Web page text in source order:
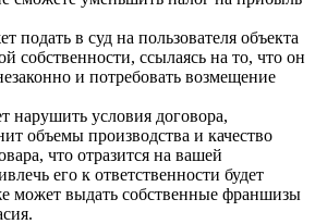
подать в суд на пользователя объекта
собственности, ссылаясь на то, что он
и потребовать возмещение
нарушить условия договора,
объемы производства и качество
что отразится на вашей
его к ответственности будет
может выдать собственные франшизы